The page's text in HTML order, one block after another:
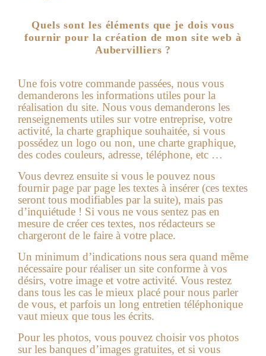
Quels sont les éléments que je dois vous
fournir pour la création de mon site web à
Aubervilliers ?
Une fois votre commande passées, nous vous
demanderons les informations utiles pour la
réalisation du site. Nous vous demanderons les
renseignements utiles sur votre entreprise, votre
activité, la charte graphique souhaitée, si vous
possédez un logo ou non, une charte graphique,
des codes couleurs, adresse, téléphone, etc …
Vous devrez ensuite si vous le pouvez nous
fournir page par page les textes à insérer (ces textes
seront tous modifiables par la suite), mais pas
d’inquiétude ! Si vous ne vous sentez pas en
mesure de créer ces textes, nos rédacteurs se
chargeront de le faire à votre place.
Un minimum d’indications nous sera quand même
nécessaire pour réaliser un site conforme à vos
désirs, votre image et votre activité. Vous restez
dans tous les cas le mieux placé pour nous parler
de vous, et parfois un long entretien téléphonique
vaut mieux que tous les écrits.
Pour les photos, vous pouvez choisir vos photos
sur les banques d’images gratuites, et si vous